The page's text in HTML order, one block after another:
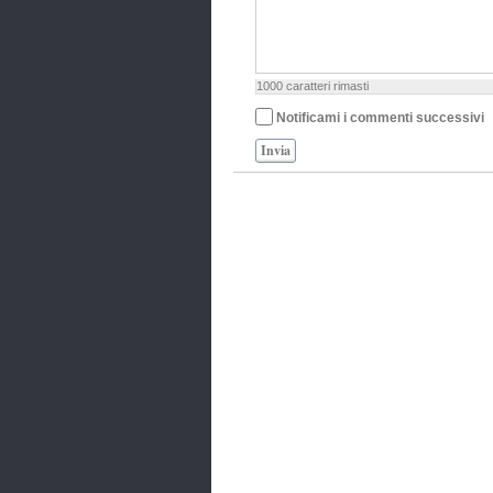
1000 caratteri rimasti
Notificami i commenti successivi
Invia